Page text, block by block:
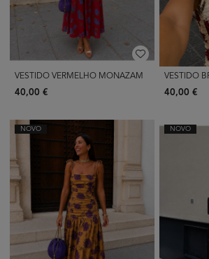
VESTIDO VERMELHO MONAZAM
40,00 €
VESTIDO
40,00 €
NOVO NOVO